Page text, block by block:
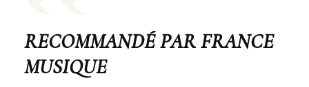
RECOMMANDÉ PAR FRANCE
MUSIQUE